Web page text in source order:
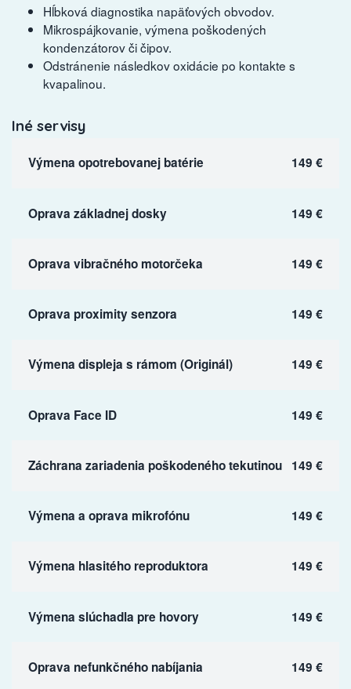
Hĺbková diagnostika napäťových obvodov.
Mikrospájkovanie, výmena poškodených
kondenzátorov či čipov.
Odstránenie následkov oxidácie po kontakte s
kvapalinou.
Iné servisy
Výmena opotrebovanej batérie 149 €
Oprava základnej dosky 149 €
Oprava vibračného motorčeka 149 €
Oprava proximity senzora 149 €
Výmena displeja s rámom (Originál) 149 €
Oprava Face ID 149 €
Záchrana zariadenia poškodeného tekutinou 149 €
Výmena a oprava mikrofónu 149 €
Výmena hlasitého reproduktora 149 €
Výmena slúchadla pre hovory 149 €
Oprava nefunkčného nabíjania 149 €